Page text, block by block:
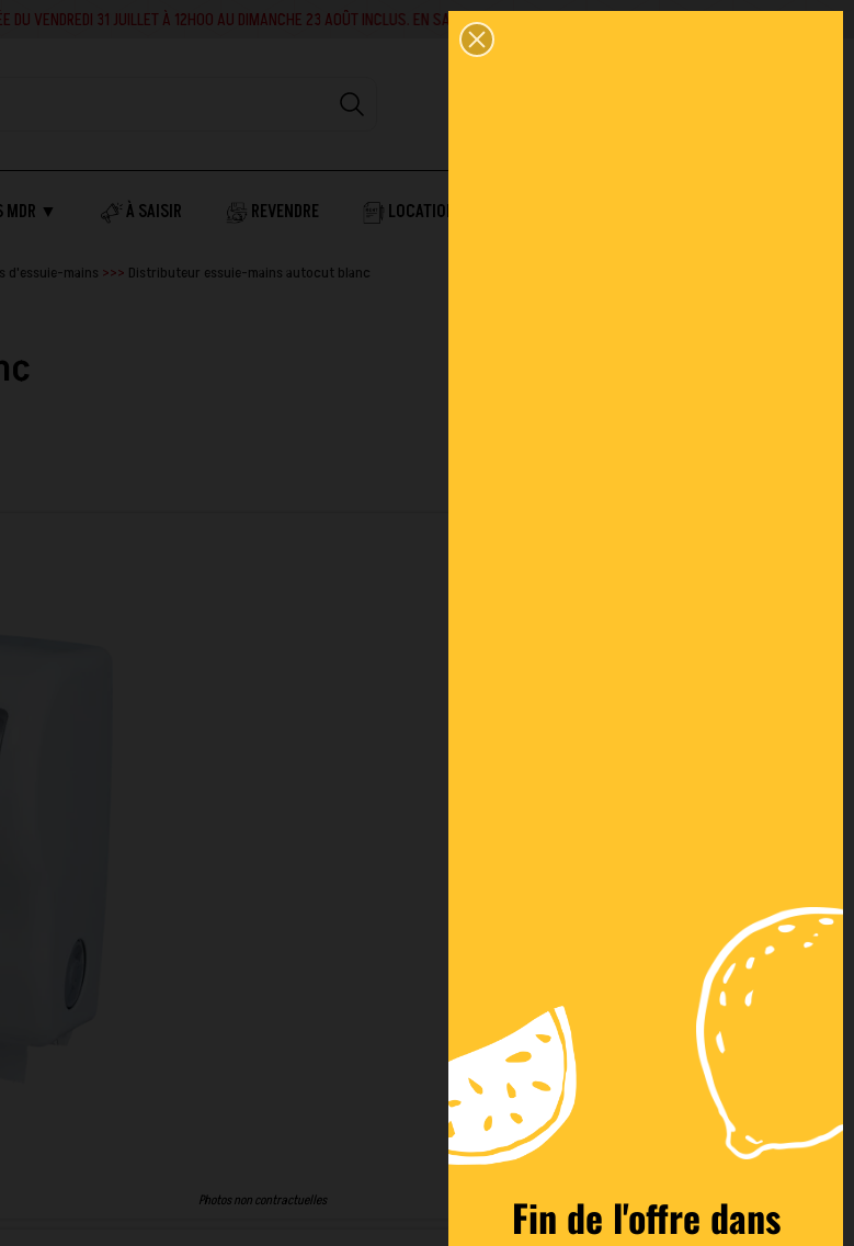
31 JUILLET À 12H00 AU DIMANCHE 23 AOÛT INCLUS. EN SAVOIR +
MDR ▼ À SAISIR REVENDRE LOCATION
d'essuie-mains Distributeur essuie-mains autocut blanc
Photos non contractuelles
paiement
Financement
(voir
conditions)
Fin de l'offre dans